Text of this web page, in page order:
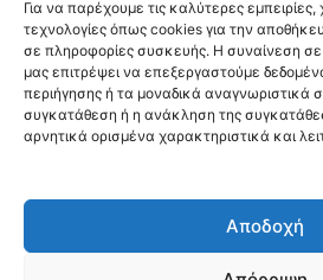
Για να παρέχουμε τις καλύτερες εμπειρίες,
τεχνολογίες όπως cookies για την
σε πληροφορίες συσκευής. Η συναίνεση σε
μας επιτρέψει να επεξεργαστούμε
περιήγησης ή τα μοναδικά αναγνωριστικά
συγκατάθεση ή η ανάκληση της
αρνητικά ορισμένα χαρακτηριστικά και
Αποδοχή
ιστοσελίδα του ΕΣΗΔΗΣ (έχει
κωδικό 2024DIAB29152) και
ενδιαφερόμενοι να
παρακάτωσύνδεσμοπροκειμένου
των τεχνικών προδιαγραφών
@2026 3ype.gr All